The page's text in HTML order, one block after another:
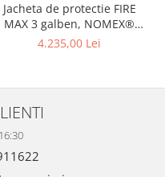
Jacheta de protectie FIRE
MAX 3 galben, NOMEX®
Tought
4.235,00 Lei